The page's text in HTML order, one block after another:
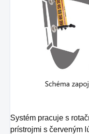
Systém pracuje s
prístrojmi s červeným